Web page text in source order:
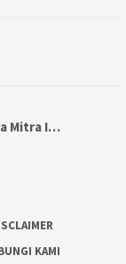
Mitra I…
KAMI